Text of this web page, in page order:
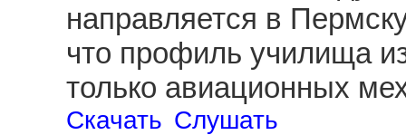
направляется в
что профиль училища
только авиационных
Скачать Слушать